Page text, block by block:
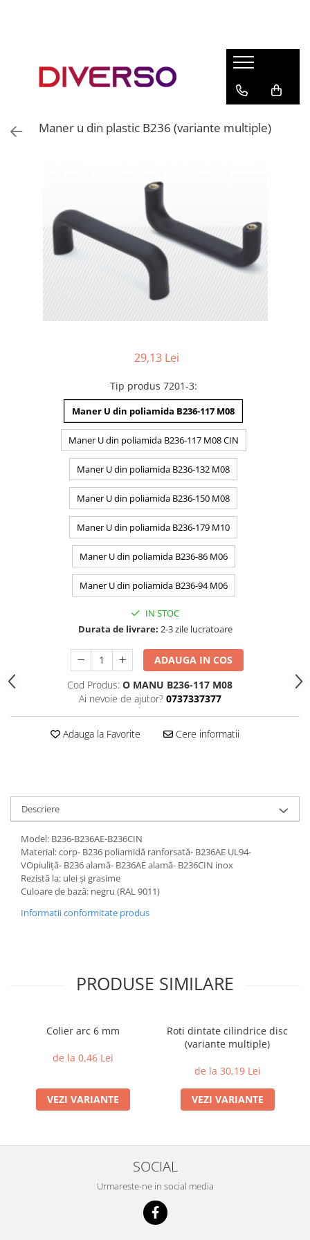
ASA
MULTIMATERIAL
Maner u din plastic B236 (variante multiple)
29,13 Lei
Tip produs 7201-3:
Maner U din poliamida B236-117 M08
Maner U din poliamida B236-117 M08 CIN
Maner U din poliamida B236-132 M08
Maner U din poliamida B236-150 M08
Maner U din poliamida B236-179 M10
Maner U din poliamida B236-86 M06
Maner U din poliamida B236-94 M06
IN STOC
Durata de livrare: 2-3 zile lucratoare
ADAUGA IN COS
Cod Produs: O MANU B236-117 M08
Ai nevoie de ajutor? 0737337377
Adauga la Favorite Cere informatii
Descriere
Model: B236-B236AE-B236CIN
Material: corp- B236 poliamidă ranforsată- B236AE UL94-
VOpiuliță- B236 alamă- B236AE alamă- B236CIN inox
Rezistă la: ulei și grasime
Culoare de bază: negru (RAL 9011)
Informatii conformitate produs
PRODUSE SIMILARE
Colier arc 6 mm
de la 0,46 Lei
VEZI VARIANTE
Roti dintate cilindrice disc
(variante multiple)
de la 30,19 Lei
VEZI VARIANTE
SOCIAL
Urmareste-ne in social media